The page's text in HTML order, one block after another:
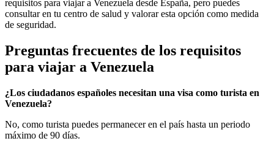
requisitos para viajar a Venezuela desde España, pero puedes
consultar en tu centro de salud y valorar esta opción como medida
de seguridad.
Preguntas frecuentes de los requisitos
para viajar a Venezuela
¿Los ciudadanos españoles necesitan una visa como turista en
Venezuela?
No, como turista puedes permanecer en el país hasta un periodo
máximo de 90 días.